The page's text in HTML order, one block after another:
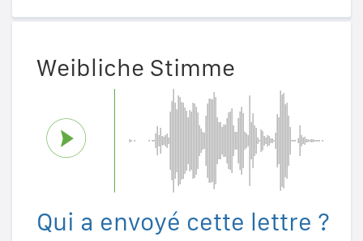
Weibliche Stimme
Qui a envoyé cette lettre ?